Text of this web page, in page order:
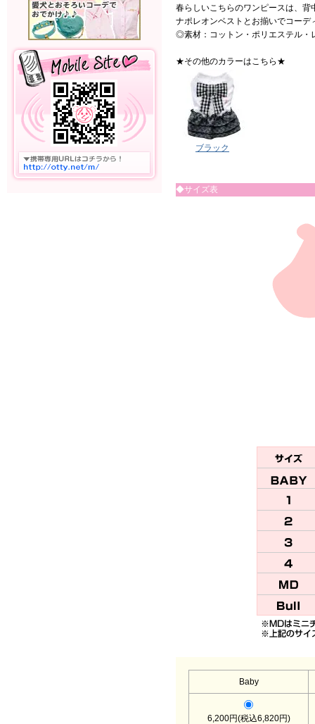
春らしいこちらのワンピースは、
ナポレオンベストとお揃いでコーデ
◎素材：コットン・ポリエステル・
★その他のカラーはこちら★
ブラック
◆サイズ表
Baby
6,200円(税込6,820円)